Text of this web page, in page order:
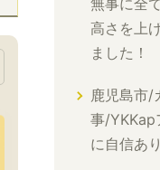
無事に全
高さを上
ました！
鹿児島市/
事/YKKap
に自信あ